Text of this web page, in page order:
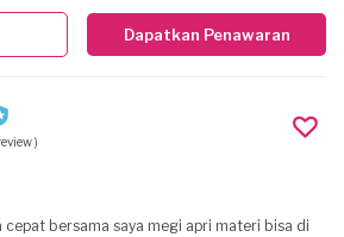
Dapatkan Penawaran
)
cepat bersama saya megi apri materi bisa di